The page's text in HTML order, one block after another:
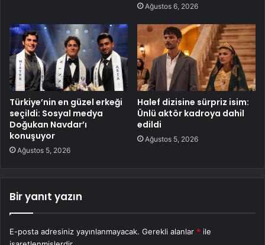
Ağustos 6, 2026
Türkiye’nin en güzel erkeği
seçildi: Sosyal medya
Doğukan Navdar’ı
konuşuyor
Ağustos 5, 2026
Halef dizisine sürpriz isim:
Ünlü aktör kadroya dahil
edildi
Ağustos 5, 2026
Bir yanıt yazın
E-posta adresiniz yayınlanmayacak. Gerekli alanlar * ile